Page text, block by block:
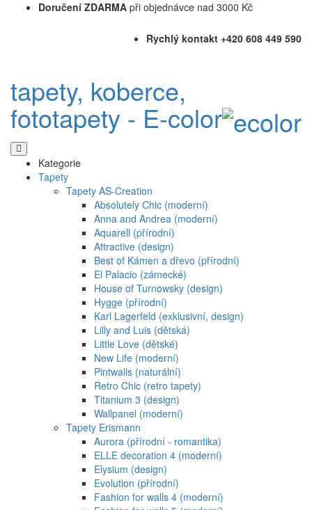
Doručení ZDARMA při objednávce nad 3000 Kč
Rychlý kontakt +420 608 449 590
tapety, koberce,
fototapety - E-color
Kategorie
Tapety
Tapety AS-Creation
Absolutely Chic (moderní)
Anna and Andrea (moderní)
Aquarell (přírodní)
Attractive (design)
Best of Kámen a dřevo (přírodní)
El Palacio (zámecké)
House of Turnowsky (design)
Hygge (přírodní)
Karl Lagerfeld (exklusivní, design)
Lilly and Luis (dětská)
Little Love (dětské)
New Life (moderní)
Pintwalls (naturální)
Retro Chic (retro tapety)
Titanium 3 (design)
Wallpanel (moderní)
Tapety Erismann
Aurora (přírodní - romantika)
ELLE decoration 4 (moderní)
Elysium (design)
Evolution (přírodní)
Fashion for walls 4 (moderní)